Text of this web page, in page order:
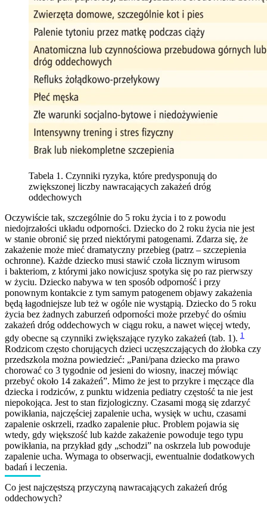
Tabela 1. Czynniki ryzyka, które predysponują do
zwiększonej liczby nawracających zakażeń dróg
oddechowych
Oczywiście tak, szczególnie do 5 roku życia i to z powodu
niedojrzałości układu odporności. Dziecko do 2 roku życia nie jest
w stanie obronić się przed niektórymi patogenami. Zdarza się, że
zakażenie może mieć dramatyczny przebieg (patrz – szczepienia
ochronne). Każde dziecko musi stawić czoła licznym wirusom
i bakteriom, z którymi jako nowicjusz spotyka się po raz pierwszy
w życiu. Dziecko nabywa w ten sposób odporność i przy
ponownym kontakcie z tym samym patogenem objawy zakażenia
będą łagodniejsze lub też w ogóle nie wystąpią. Dziecko do 5 roku
życia bez żadnych zaburzeń odporności może przebyć do ośmiu
zakażeń dróg oddechowych w ciągu roku, a nawet więcej wtedy,
gdy obecne są czynniki zwiększające ryzyko zakażeń (tab. 1). 1
Rodzicom często chorujących dzieci uczęszczających do żłobka czy
przedszkola można powiedzieć: „Pani/pana dziecko ma prawo
chorować co 3 tygodnie od jesieni do wiosny, inaczej mówiąc
przebyć około 14 zakażeń”. Mimo że jest to przykre i męczące dla
dziecka i rodziców, z punktu widzenia pediatry częstość ta nie jest
niepokojąca. Jest to stan fizjologiczny. Czasami mogą się zdarzyć
powikłania, najczęściej zapalenie ucha, wysięk w uchu, czasami
zapalenie oskrzeli, rzadko zapalenie płuc. Problem pojawia się
wtedy, gdy większość lub każde zakażenie powoduje tego typu
powikłania, na przykład gdy „schodzi” na oskrzela lub powoduje
zapalenie ucha. Wymaga to obserwacji, ewentualnie dodatkowych
badań i leczenia.
Co jest najczęstszą przyczyną nawracających zakażeń dróg
oddechowych?